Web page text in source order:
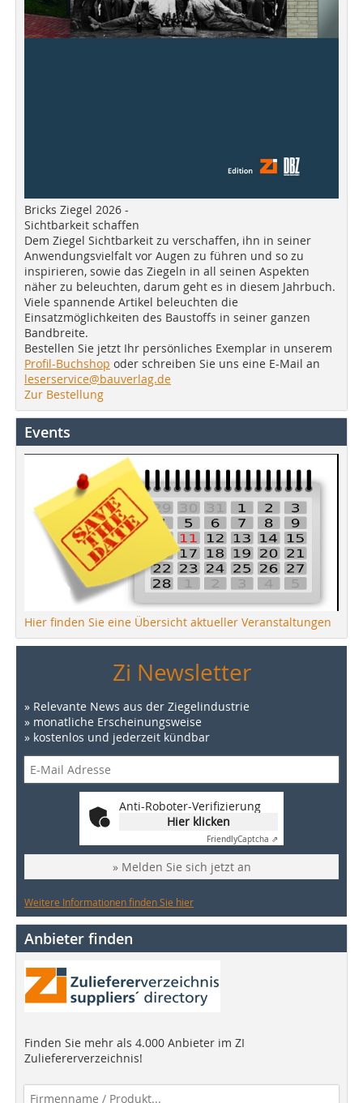
Bricks Ziegel 2026 -
Sichtbarkeit schaffen
Dem Ziegel Sichtbarkeit zu verschaffen, ihn in seiner
Anwendungsvielfalt vor Augen zu führen und so zu
inspirieren, sowie das Ziegeln in all seinen Aspekten
näher zu beleuchten, darum geht es in diesem Jahrbuch.
Viele spannende Artikel beleuchten die
Einsatzmöglichkeiten des Baustoffs in seiner ganzen
Bandbreite.
Bestellen Sie jetzt Ihr persönliches Exemplar in unserem
Profil-Buchshop oder schreiben Sie uns eine E-Mail an
leserservice@bauverlag.de
Zur Bestellung
Events
Hier finden Sie eine Übersicht aktueller Veranstaltungen
Zi Newsletter
» Relevante News aus der Ziegelindustrie
» monatliche Erscheinungsweise
» kostenlos und jederzeit kündbar
Anti-Roboter-Verifizierung
Hier klicken
FriendlyCaptcha ⇗
» Melden Sie sich jetzt an
Weitere Informationen finden Sie hier
Anbieter finden
Finden Sie mehr als 4.000 Anbieter im ZI
Zuliefererverzeichnis!